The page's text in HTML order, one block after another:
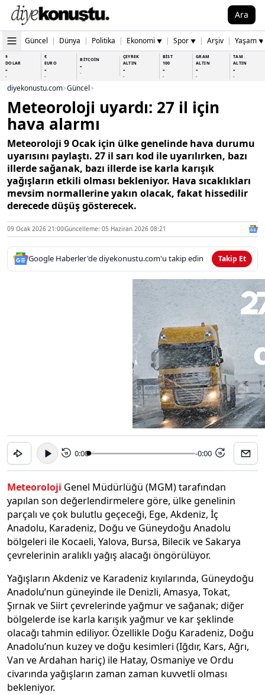
Ara
Güncel | Dünya | Politika | Ekonomi ▼ | Spor ▼ | Arşiv | Yaşam ▼
$
DOLAR
-
-
€
EURO
-
-
BİTCOİN
-
-
ÇEYREK
ALTIN
-
-
BİST
100
-
-
GRAM
ALTIN
-
-
TAM
ALTIN
-
-
diyekonustu.com>Güncel>
Meteoroloji uyardı: 27 il için
hava alarmı
Meteoroloji 9 Ocak için ülke genelinde hava durumu
uyarısını paylaştı. 27 il sarı kod ile uyarılırken, bazı
illerde sağanak, bazı illerde ise karla karışık
yağışların etkili olması bekleniyor. Hava sıcaklıkları
mevsim normallerine yakın olacak, fakat hissedilir
derecede düşüş gösterecek.
09 Ocak 2026 21:00Güncelleme: 05 Haziran 2026 08:21
Google Haberler'de diyekonustu.com'u takip edin Takip Et
15 0:00 -0:00 15
Meteoroloji Genel Müdürlüğü (MGM) tarafından
yapılan son değerlendirmelere göre, ülke genelinin
parçalı ve çok bulutlu geçeceği, Ege, Akdeniz, İç
Anadolu, Karadeniz, Doğu ve Güneydoğu Anadolu
bölgeleri ile Kocaeli, Yalova, Bursa, Bilecik ve Sakarya
çevrelerinin aralıklı yağış alacağı öngörülüyor.
Yağışların Akdeniz ve Karadeniz kıyılarında, Güneydoğu
Anadolu’nun güneyinde ile Denizli, Amasya, Tokat,
Şırnak ve Siirt çevrelerinde yağmur ve sağanak; diğer
bölgelerde ise karla karışık yağmur ve kar şeklinde
olacağı tahmin ediliyor. Özellikle Doğu Karadeniz, Doğu
Anadolu’nun kuzey ve doğu kesimleri (Iğdır, Kars, Ağrı,
Van ve Ardahan hariç) ile Hatay, Osmaniye ve Ordu
civarında yağışların zaman zaman kuvvetli olması
bekleniyor.